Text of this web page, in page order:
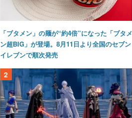
「ブタメン」の麺が“約4倍”になった「ブタメ
ン超BIG」が登場。8月11日より全国のセブン
イレブンで順次発売
2